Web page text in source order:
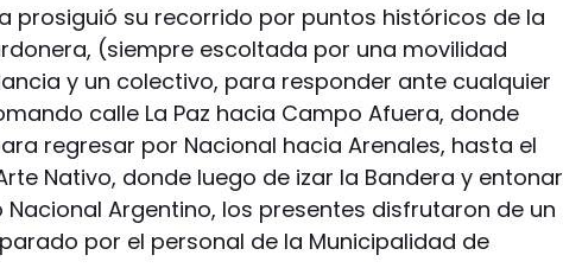
prosiguió su recorrido por puntos históricos de la
(siempre escoltada por una movilidad
y un colectivo, para responder ante cualquier
calle La Paz hacia Campo Afuera, donde
regresar por Nacional hacia Arenales, hasta el
Nativo, donde luego de izar la Bandera y entonar
Argentino, los presentes disfrutaron de un
por el personal de la Municipalidad de